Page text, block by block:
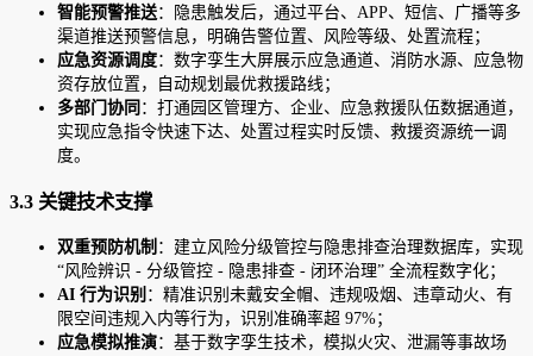
智能预警推送：隐患触发后，通过平台、APP、短信、广播等多
渠道推送预警信息，明确告警位置、风险等级、处置流程；
应急资源调度：数字孪生大屏展示应急通道、消防水源、应急物
资存放位置，自动规划最优救援路线；
多部门协同 ：打通园区管理方、企业、应急救援队伍数据通道，
实现应急指令快速下达、处置过程实时反馈、救援资源统一调
度。
3.3 关键技术支撑
双重预防机制 ：建立风险分级管控与隐患排查治理数据库，实现
“风险辨识 - 分级管控 - 隐患排查 - 闭环治理” 全流程数字化；
AI 行为识别 ：精准识别未戴安全帽、违规吸烟、违章动火、有
限空间违规入内等行为，识别准确率超 97%；
应急模拟推演：基于数字孪生技术，模拟火灾、泄漏等事故场